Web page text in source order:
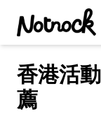
精選活動
博客文章
香港活
薦